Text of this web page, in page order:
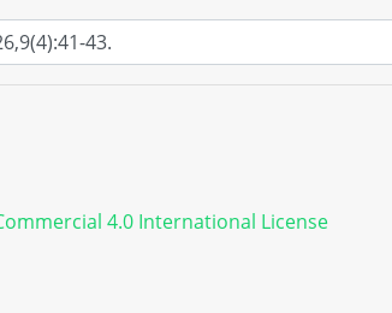
4.0 International License